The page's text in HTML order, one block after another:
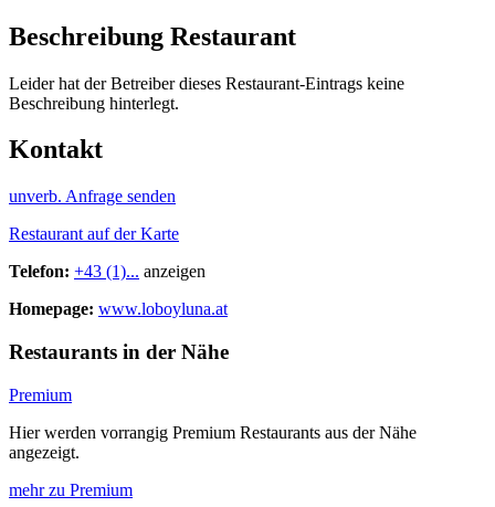
Beschreibung Restaurant
Leider hat der Betreiber dieses Restaurant-Eintrags keine
Beschreibung hinterlegt.
Kontakt
unverb. Anfrage senden
Restaurant auf der Karte
Telefon: +43 (1)... anzeigen
Homepage: www.loboyluna.at
Restaurants in der Nähe
Premium
Hier werden vorrangig Premium Restaurants aus der Nähe
angezeigt.
mehr zu Premium